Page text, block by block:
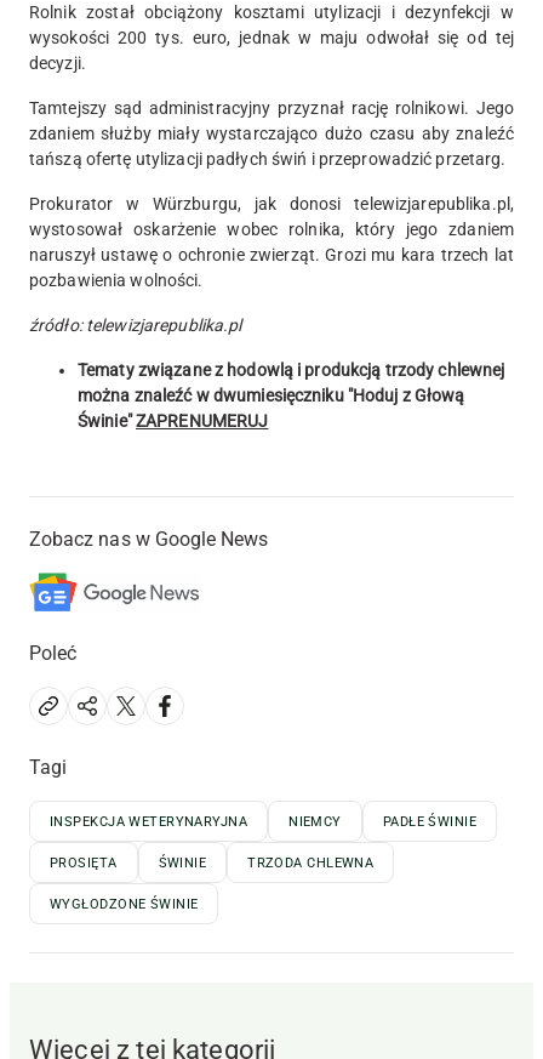
Rolnik został obciążony kosztami utylizacji i dezynfekcji w
wysokości 200 tys. euro, jednak w maju odwołał się od tej
decyzji.
Tamtejszy sąd administracyjny przyznał rację rolnikowi. Jego
zdaniem służby miały wystarczająco dużo czasu aby znaleźć
tańszą ofertę utylizacji padłych świń i przeprowadzić przetarg.
Prokurator w Würzburgu, jak donosi telewizjarepublika.pl,
wystosował oskarżenie wobec rolnika, który jego zdaniem
naruszył ustawę o ochronie zwierząt. Grozi mu kara trzech lat
pozbawienia wolności.
źródło: telewizjarepublika.pl
Tematy związane z hodowlą i produkcją trzody chlewnej
można znaleźć w dwumiesięczniku "Hoduj z Głową
Świnie"ZAPRENUMERUJ
Zobacz nas w Google News
Poleć
Tagi
INSPEKCJA WETERYNARYJNA NIEMCY PADŁE ŚWINIE
PROSIĘTA ŚWINIE TRZODA CHLEWNA
WYGŁODZONE ŚWINIE
Więcej z tej kategorii